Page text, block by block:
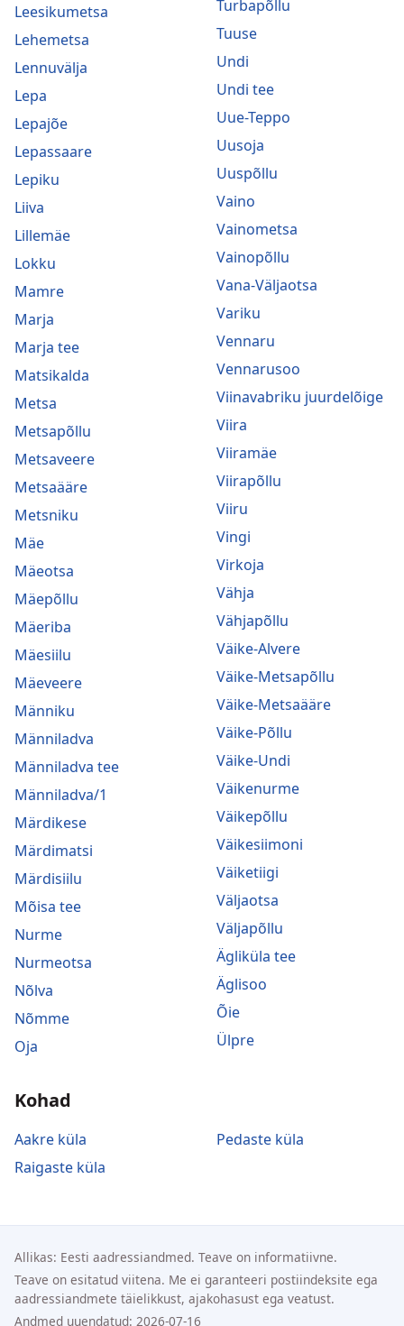
Leesikumetsa
Lehemetsa
Lennuvälja
Lepa
Lepajõe
Lepassaare
Lepiku
Liiva
Lillemäe
Lokku
Mamre
Marja
Marja tee
Matsikalda
Metsa
Metsapõllu
Metsaveere
Metsaääre
Metsniku
Mäe
Mäeotsa
Mäepõllu
Mäeriba
Mäesiilu
Mäeveere
Männiku
Männiladva
Männiladva tee
Männiladva/1
Märdikese
Märdimatsi
Märdisiilu
Mõisa tee
Nurme
Nurmeotsa
Nõlva
Nõmme
Oja
Turbapõllu
Tuuse
Undi
Undi tee
Uue-Teppo
Uusoja
Uuspõllu
Vaino
Vainometsa
Vainopõllu
Vana-Väljaotsa
Variku
Vennaru
Vennarusoo
Viinavabriku juurdelõige
Viira
Viiramäe
Viirapõllu
Viiru
Vingi
Virkoja
Vähja
Vähjapõllu
Väike-Alvere
Väike-Metsapõllu
Väike-Metsaääre
Väike-Põllu
Väike-Undi
Väikenurme
Väikepõllu
Väikesiimoni
Väiketiigi
Väljaotsa
Väljapõllu
Ägliküla tee
Äglisoo
Õie
Ülpre
Kohad
Aakre küla
Raigaste küla
Pedaste küla
Allikas: Eesti aadressiandmed. Teave on informatiivne.
Teave on esitatud viitena. Me ei garanteeri postiindeksite ega
aadressiandmete täielikkust, ajakohasust ega veatust.
Andmed uuendatud: 2026-07-16